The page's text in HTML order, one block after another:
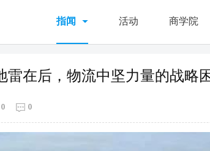
指闻 活动 商学院
雷在后，物流中坚力量的战略
0 0